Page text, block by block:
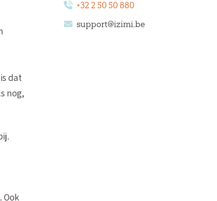
dat
nog,
+32 2 50 50 880
support@izimi.be